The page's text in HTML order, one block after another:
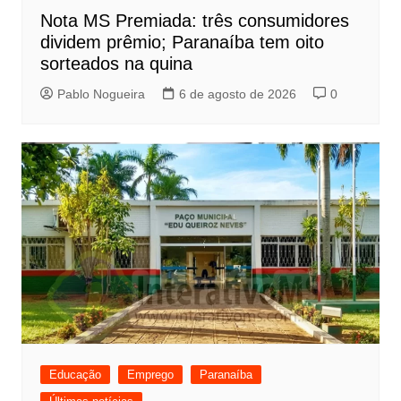
Nota MS Premiada: três consumidores
dividem prêmio; Paranaíba tem oito
sorteados na quina
Pablo Nogueira 6 de agosto de 2026 0
Educação Emprego
Paranaíba